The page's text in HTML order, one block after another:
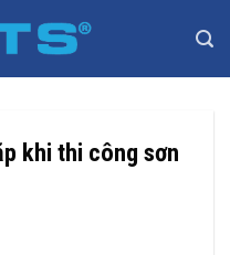
khi thi công sơn